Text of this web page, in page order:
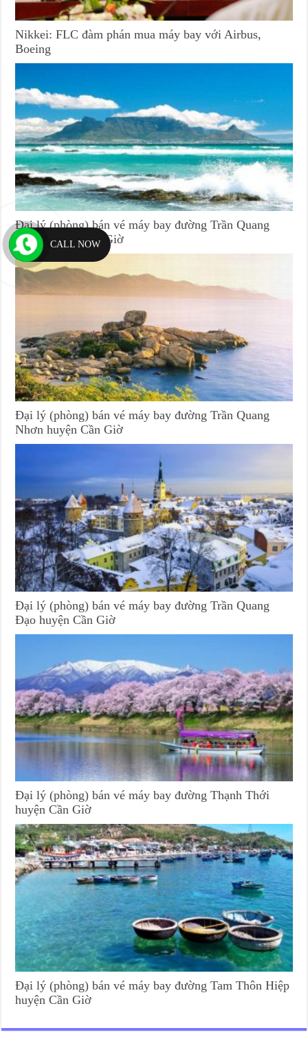
Nikkei: FLC đàm phán mua máy bay với Airbus,
Boeing
Đại lý (phòng) bán vé máy bay đường Trần Quang
Qườn huyện Cần Giờ
Đại lý (phòng) bán vé máy bay đường Trần Quang
Nhơn huyện Cần Giờ
Đại lý (phòng) bán vé máy bay đường Trần Quang
Đạo huyện Cần Giờ
Đại lý (phòng) bán vé máy bay đường Thạnh Thới
huyện Cần Giờ
Đại lý (phòng) bán vé máy bay đường Tam Thôn Hiệp
huyện Cần Giờ
CALL NOW